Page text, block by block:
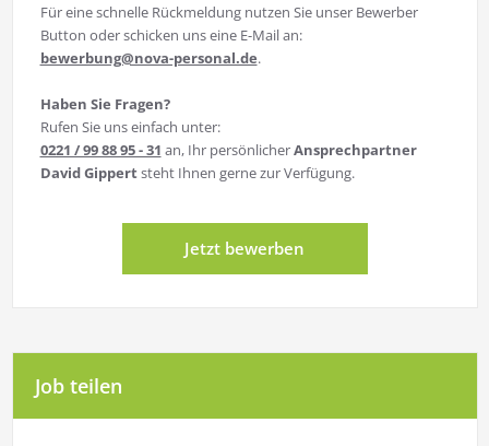
Für eine schnelle Rückmeldung nutzen Sie unser Bewerber
Button oder schicken uns eine E-Mail an:
bewerbung@nova-personal.de.
Haben Sie Fragen?
Rufen Sie uns einfach unter:
0221 / 99 88 95 - 31 an, Ihr persönlicherAnsprechpartner
David Gippertsteht Ihnen gerne zur Verfügung.
Jetzt bewerben
Job teilen